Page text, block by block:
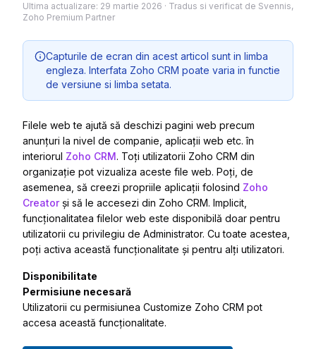
Ultima actualizare: 29 martie 2026 · Tradus si verificat de Svennis,
Zoho Premium Partner
Capturile de ecran din acest articol sunt in limba
engleza. Interfata Zoho CRM poate varia in functie
de versiune si limba setata.
Filele web te ajută să deschizi pagini web precum
anunțuri la nivel de companie, aplicații web etc. în
interiorul Zoho CRM. Toți utilizatorii Zoho CRM din
organizație pot vizualiza aceste file web. Poți, de
asemenea, să creezi propriile aplicații folosind Zoho
Creatorși să le accesezi din Zoho CRM. Implicit,
funcționalitatea filelor web este disponibilă doar pentru
utilizatorii cu privilegiu de Administrator. Cu toate acestea,
poți activa această funcționalitate și pentru alți utilizatori.
Disponibilitate
Permisiune necesară
Utilizatorii cu permisiunea Customize Zoho CRM pot
accesa această funcționalitate.